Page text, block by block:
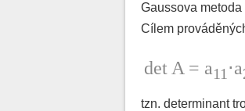
Gaussova
Cílem
det A = a11 ⋅a
tzn. determinant